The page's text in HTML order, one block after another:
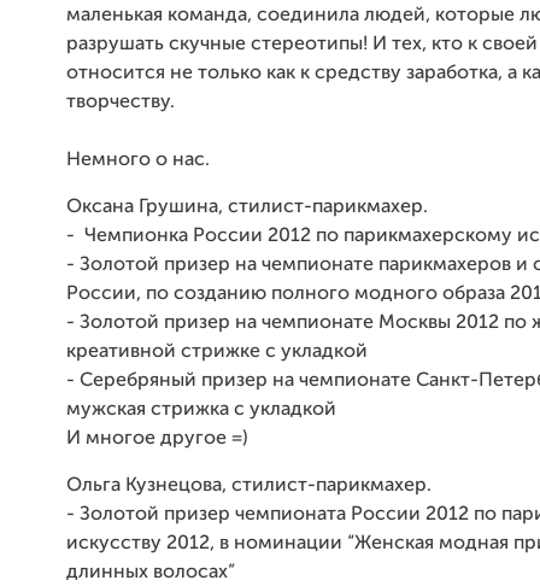
маленькая команда, соединила людей, которые
разрушать скучные стереотипы! И тех, кто к
относится не только как к средству заработка, а
творчеству.
Немного о нас.
Оксана Грушина, стилист-парикмахер.
- Чемпионка России 2012 по парикмахерскому
- Золотой призер на чемпионате парикмахеров и
России, по созданию полного модного образа
- Золотой призер на чемпионате Москвы 2012 по
креативной стрижке с укладкой
- Серебряный призер на чемпионате Санкт-
мужская стрижка с укладкой
И многое другое =)
Ольга Кузнецова, стилист-парикмахер.
- Золотой призер чемпионата России 2012 по
искусству 2012, в номинации “Женская модная
длинных волосах”